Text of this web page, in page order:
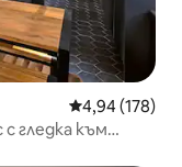
Средна
4,94 (178)
гледка към